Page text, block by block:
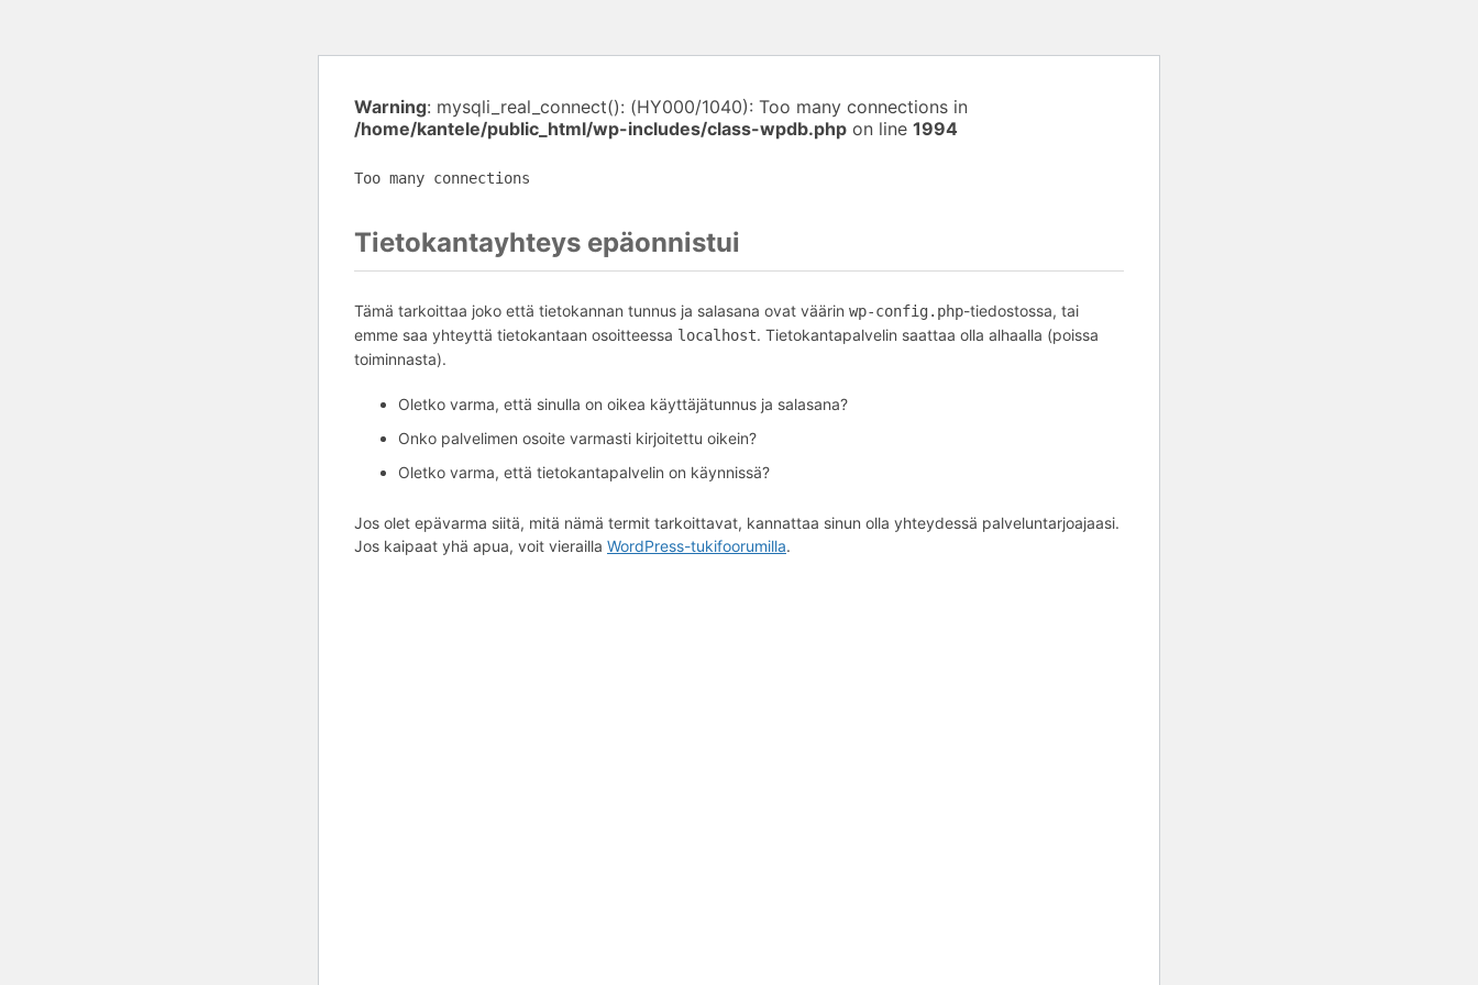
Warning: mysqli_real_connect(): (HY000/1040): Too many connections in
/home/kantele/public_html/wp-includes/class-wpdb.php on line 1994
Too many connections
Tietokantayhteys epäonnistui
Tämä tarkoittaa joko että tietokannan tunnus ja salasana ovat väärin wp-config.php-tiedostossa, tai
emme saa yhteyttä tietokantaan osoitteessa localhost. Tietokantapalvelin saattaa olla alhaalla (poissa
toiminnasta).
Oletko varma, että sinulla on oikea käyttäjätunnus ja salasana?
Onko palvelimen osoite varmasti kirjoitettu oikein?
Oletko varma, että tietokantapalvelin on käynnissä?
Jos olet epävarma siitä, mitä nämä termit tarkoittavat, kannattaa sinun olla yhteydessä palveluntarjoajaasi.
Jos kaipaat yhä apua, voit vierailla WordPress-tukifoorumilla.